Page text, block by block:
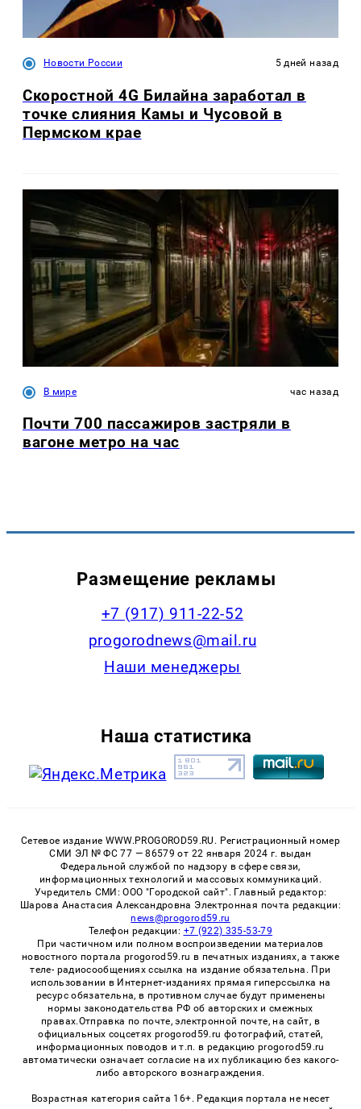
Новости России 5 дней назад
Скоростной 4G Билайна заработал в
точке слияния Камы и Чусовой в
Пермском крае
В мире час назад
Почти 700 пассажиров застряли в
вагоне метро на час
Размещение рекламы
+7 (917) 911-22-52
progorodnews@mail.ru
Наши менеджеры
Наша статистика
Сетевое издание WWW.PROGOROD59.RU. Регистрационный номер
СМИ ЭЛ № ФС 77 — 86579 от 22 января 2024 г. выдан
Федеральной службой по надзору в сфере связи,
информационных технологий и массовых коммуникаций.
Учредитель СМИ: ООО "Городской сайт". Главный редактор:
Шарова Анастасия Александровна Электронная почта редакции:
news@progorod59.ru
Телефон редакции: +7 (922) 335-53-79
При частичном или полном воспроизведении материалов
новостного портала progorod59.ru в печатных изданиях, а также
теле- радиосообщениях ссылка на издание обязательна. При
использовании в Интернет-изданиях прямая гиперссылка на
ресурс обязательна, в противном случае будут применены
нормы законодательства РФ об авторских и смежных
правах.Отправка по почте, электронной почте, на сайт, в
официальных соцсетях progorod59.ru фотографий, статей,
информационных поводов и т.п. в редакцию progorod59.ru
автоматически означает согласие на их публикацию без какого-
либо авторского вознаграждения.
Возрастная категория сайта 16+. Редакция портала не несет